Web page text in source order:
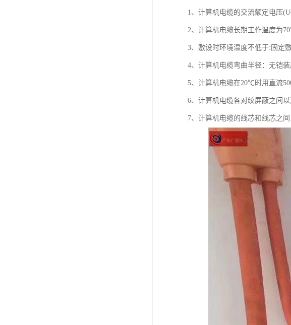
1、计算机电缆的交流额定电压
2、计算机电缆长期工作温度为
3、敷设时环境温度不低于:固定
4、计算机电缆弯曲半径：无铠
5、计算机电缆在20℃时用直流
6、计算机电缆各对绞屏蔽之间
7、计算机电缆的线芯和线芯之